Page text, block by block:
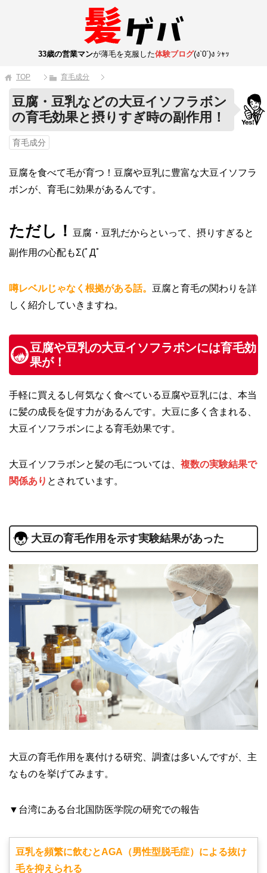
33歳の営業マンが薄毛を克服した体験ブログ(ง`0´)ง ｼｬｯ
TOP 育毛成分
豆腐・豆乳などの大豆イソフラボン
の育毛効果と摂りすぎ時の副作用！
育毛成分
豆腐を食べて毛が育つ！豆腐や豆乳に豊富な大豆イソフラ
ボンが、育毛に効果があるんです。
ただし！
豆腐・豆乳だからといって、摂りすぎると
副作用の心配もΣ(ﾟДﾟ
噂レベルじゃなく根拠がある話。 豆腐と育毛の関わりを詳
しく紹介していきますね。
豆腐や豆乳の大豆イソフラボンには育毛効
果が！
手軽に買えるし何気なく食べている豆腐や豆乳には、本当
に髪の成長を促す力があるんです。大豆に多く含まれる、
大豆イソフラボンによる育毛効果です。
大豆イソフラボンと髪の毛については、 複数の実験結果で
関係あり とされています。
大豆の育毛作用を示す実験結果があった
大豆の育毛作用を裏付ける研究、調査は多いんですが、主
なものを挙げてみます。
▼台湾にある台北国防医学院の研究での報告
豆乳を頻繁に飲むとAGA（男性型脱毛症）による抜け
毛を抑えられる